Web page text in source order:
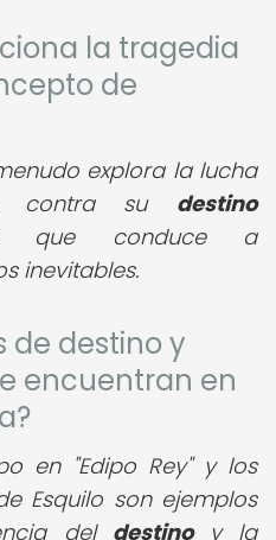
la tragedia
de
explora la lucha
contra su destino
que conduce a
inevitables.
de destino y
encuentran en
en "Edipo Rey" y los
Esquilo son ejemplos
del destinoy la